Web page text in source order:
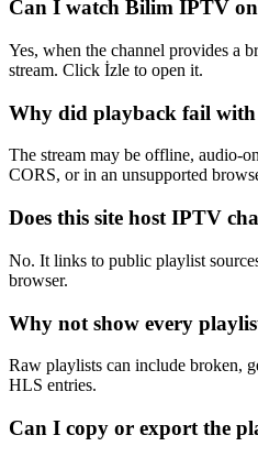
Can I watch Bilim IPTV
Yes, when the channel provides a
stream. Click İzle to open it.
Why did playback fail with
The stream may be offline, audio-
CORS, or in an unsupported
Does this site host IPTV
No. It links to public playlist
browser.
Why not show every
Raw playlists can include broken,
HLS entries.
Can I copy or export the